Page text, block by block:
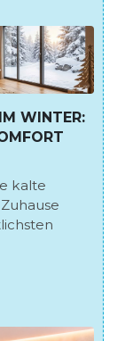
WINTER:
kalte